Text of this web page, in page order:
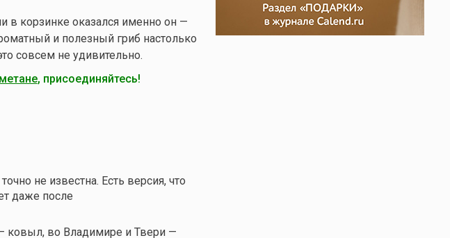
в корзинке оказался именно он —
и полезный гриб настолько
совсем не удивительно.
, присоединяйтесь!
не известна. Есть версия, что
даже после
ковыл, во Владимире и Твери —